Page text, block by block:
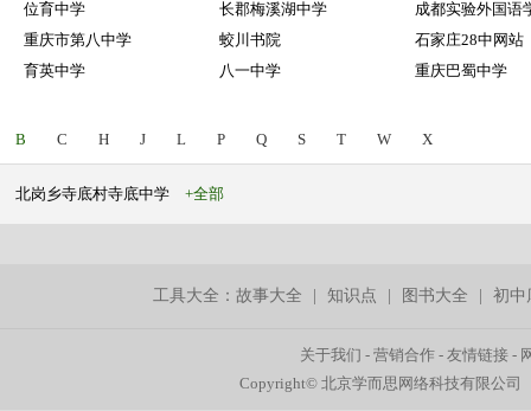
位育中学
长郡梅溪湖中学
成都实验外国语
重庆市第八中学
蛟川书院
石家庄28中网站
育英中学
八一中学 重庆巴蜀中学
B C H J L P Q S T W X
北岗乡寺底村寺底中学 +全部
工具大全：故事大全 |知识点 图书大全 |初中
关于我们 -营销合作 -友情链接 -
Copyright© 北京学而思网络科技有限公司